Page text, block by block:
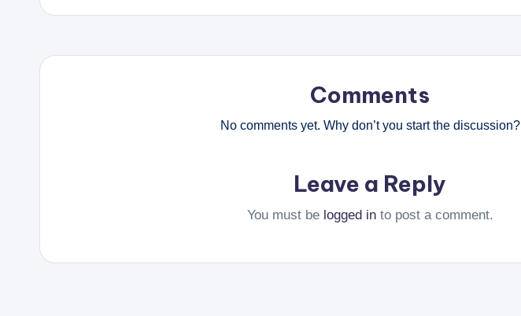
Comments
No comments yet. Why don’t you start the discussion?
Leave a Reply
You must be logged into post a comment.